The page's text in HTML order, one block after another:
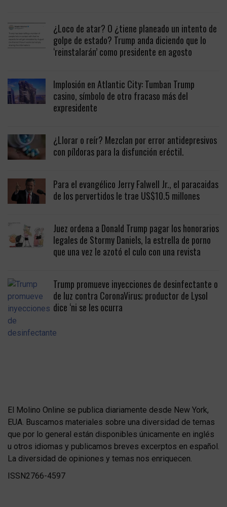
¿Loco de atar? O ¿tiene planeado un intento de
golpe de estado? Trump anda diciendo que lo
‘reinstalarán’ como presidente en agosto
Implosión en Atlantic City: Tumban Trump
casino, símbolo de otro fracaso más del
expresidente
¿Llorar o reír? Mezclan por error antidepresivos
con píldoras para la disfunción eréctil.
Para el evangélico Jerry Falwell Jr., el paracaidas
de los pervertidos le trae US$10.5 millones
Juez ordena a Donald Trump pagar los honorarios
legales de Stormy Daniels, la estrella de porno
que una vez le azotó el culo con una revista
Trump promueve inyecciones de desinfectante o
de luz contra CoronaVirus; productor de Lysol
dice ‘ni se les ocurra
El Molino Online se publica diariamente desde New York,
EUA. Buscamos materiales sobre una diversidad de temas
que por lo general están disponibles únicamente en inglés
u otros idiomas y publicamos breves excerptos en español.
La diversidad de opiniones y temas nos enriquecen.
ISSN2766-4597